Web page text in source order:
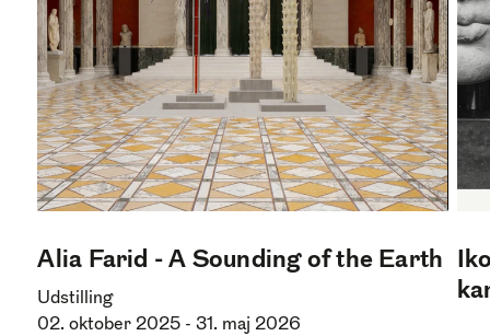
Alia Farid - A Sounding of the Earth
Udstilling
02. oktober 2025 -31. maj 2026